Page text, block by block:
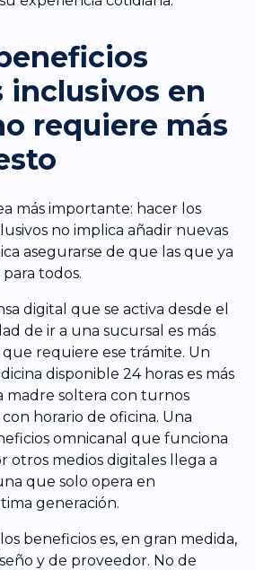
inclusivos en
requiere más
más importante: hacer los
no implica añadir nuevas
asegurarse de que las que ya
todos.
digital que se activa desde el
de ir a una sucursal es más
requiere ese trámite. Un
disponible 24 horas es más
madre soltera con turnos
horario de oficina. Una
omnicanal que funciona
otros medios digitales llega a
que solo opera en
generación.
beneficios es, en gran medida,
y de proveedor. No de